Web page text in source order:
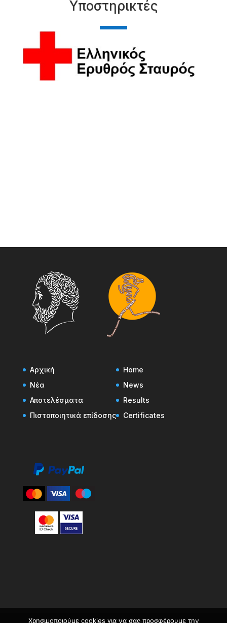
Υποστηρικτές
Αρχική
Νέα
Αποτελέσματα
Πιστοποιητικά επίδοσης
Home
News
Results
Certificates
Χρησιμοποιούμε cookies για να σας προσφέρουμε την